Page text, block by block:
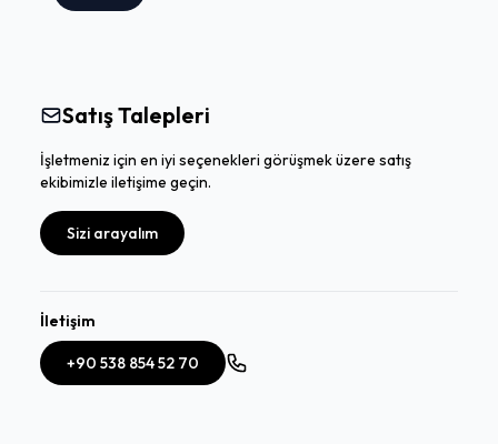
Satış Talepleri
İşletmeniz için en iyi seçenekleri görüşmek üzere satış
ekibimizle iletişime geçin.
Sizi arayalım
İletişim
+90 538 854 52 70